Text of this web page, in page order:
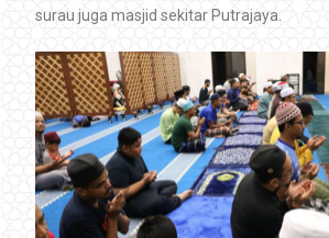
surau juga masjid sekitar Putrajaya.